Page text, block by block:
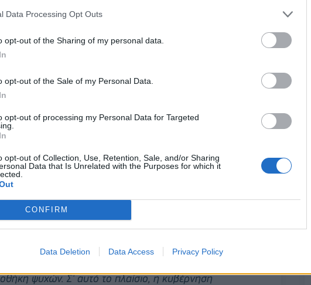
Data Processing Opt Outs
opt-out of the Sharing of my personal data.
opt-out of the Sale of my Personal Data.
opt-out of processing my Personal Data for Targeted
opt-out of Collection, Use, Retention, Sale, and/or Sharing
Data that Is Unrelated with the Purposes for which it
CONFIRM
Data Deletion Data Access Privacy Policy
αν έχουν χαρακτηριστικά πρόσφυγα ή μετανάστη,
Σύμφωνο για τη Μετανάστευση και το
«
δομή. Σε δώδεκα εβδομάδες εξέταση
είπε ότι οι αριθμοί των προσφύγων και των
τη διαρκή αύξηση των ξεριζωμένων
συγκρούσεων και ιμπεριαλιστικών
με ευθύνη της κυβέρνησης της ΝΔ και των
ρόλο της ΑμερικανοΝΑΤΟϊκής βάσης της
- ΕΕ, με βάση το "Σύμφωνο για τη
την αύξηση των προσφύγων και των
τους, στη μετατροπή των θαλασσών μας
ψυχών. Σ' αυτό το πλαίσιο, η κυβέρνηση